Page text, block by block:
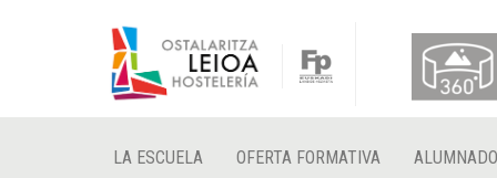
LA ESCUELA OFERTA FORMATIVA ALUMNADO